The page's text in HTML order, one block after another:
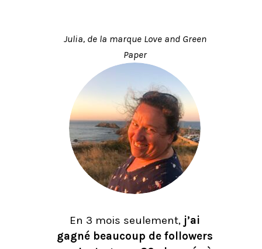
Julia, de la marque Love and Green
Paper
En 3 mois seulement, j’ai
gagné beaucoup de followers